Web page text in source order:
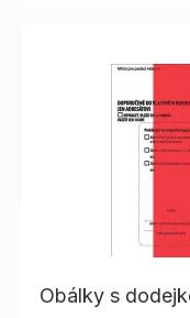
Obálky s